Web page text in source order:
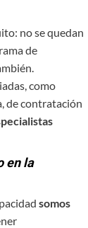
no se quedan
de
como
de contratación
en la
somos